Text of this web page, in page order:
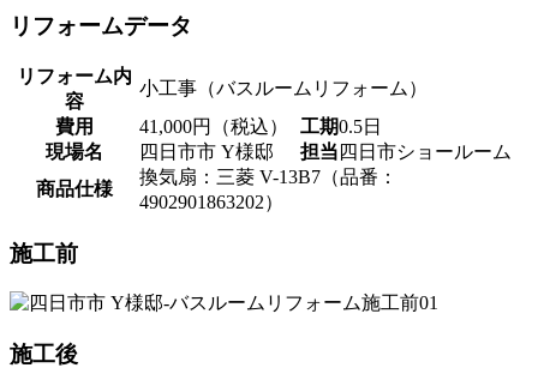
リフォームデータ
リフォーム内
容
小工事（バスルームリフォーム）
費用
41,000円（税込） 工期0.5日
現場名
四日市市 Y様邸 担当 四日市ショールーム
商品仕様
換気扇：三菱 V-13B7（品番：
4902901863202）
施工前
施工後